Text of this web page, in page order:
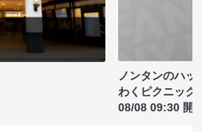
ノンタンのハッ
わくピクニック
08/08 09:30 開